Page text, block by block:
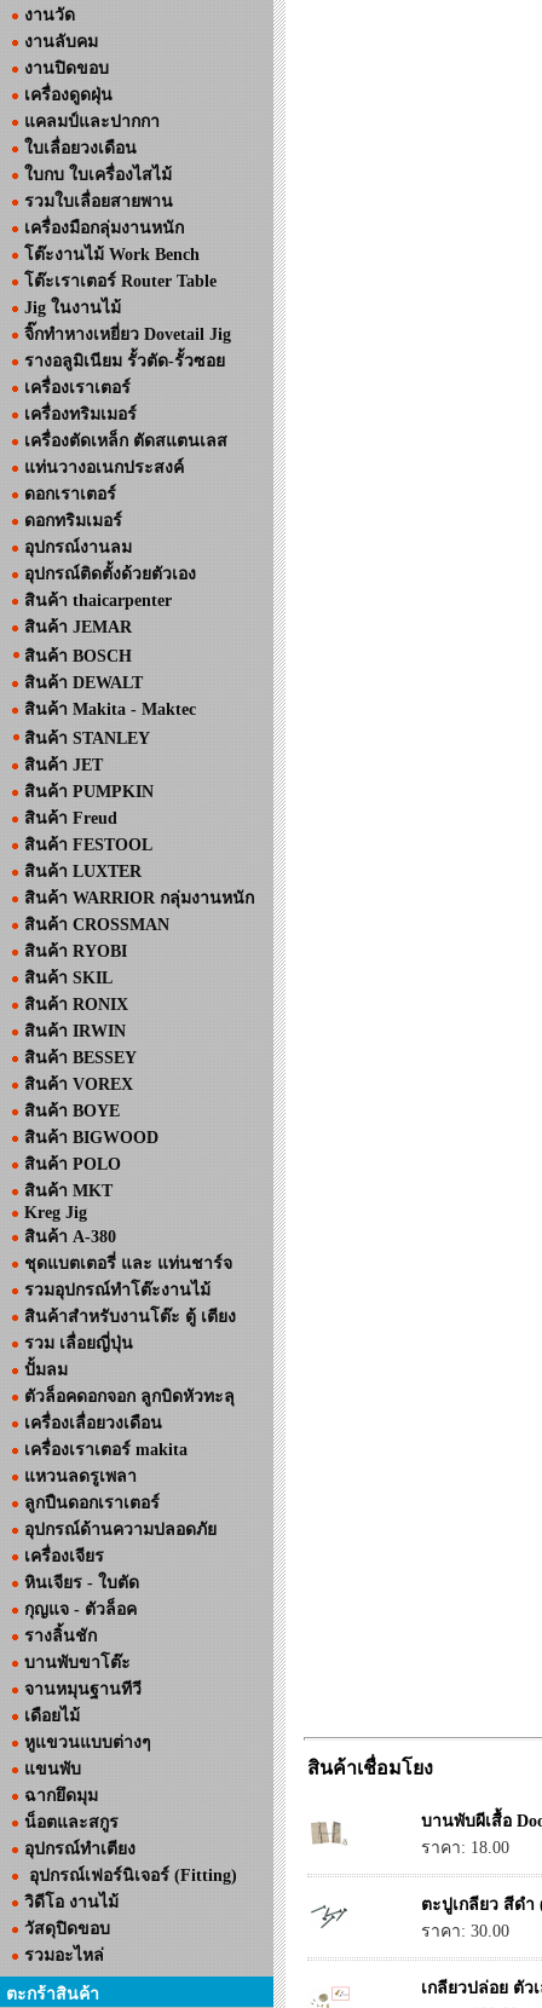
งานวัด
งานลับคม
งานปิดขอบ
เครื่องดูดฝุ่น
แคลมป์และปากกา
ใบเลื่อยวงเดือน
ใบกบ ใบเครื่องไสไม้
รวมใบเลื่อยสายพาน
เครื่องมือกลุ่มงานหนัก
โต๊ะงานไม้ Work Bench
โต๊ะเราเตอร์ Router Table
Jig ในงานไม้
จิ๊กทำหางเหยี่ยว Dovetail Jig
รางอลูมิเนียม รั้วตัด-รั้วซอย
เครื่องเราเตอร์
เครื่องทริมเมอร์
เครื่องตัดเหล็ก ตัดสแตนเลส
แท่นวางอเนกประสงค์
ดอกเราเตอร์
ดอกทริมเมอร์
อุปกรณ์งานลม
อุปกรณ์ติดตั้งด้วยตัวเอง
สินค้า thaicarpenter
สินค้า JEMAR
สินค้า BOSCH
สินค้า DEWALT
สินค้า Makita - Maktec
สินค้า STANLEY
สินค้า JET
สินค้า PUMPKIN
สินค้า Freud
สินค้า FESTOOL
สินค้า LUXTER
สินค้า WARRIOR กลุ่มงานหนัก
สินค้า CROSSMAN
สินค้า RYOBI
สินค้า SKIL
สินค้า RONIX
สินค้า IRWIN
สินค้า BESSEY
สินค้า VOREX
สินค้า BOYE
สินค้า BIGWOOD
สินค้า POLO
สินค้า MKT
Kreg Jig
สินค้า A-380
ชุดแบตเตอรี่ และ แท่นชาร์จ
รวมอุปกรณ์ทำโต๊ะงานไม้
สินค้าสำหรับงานโต๊ะ ตู้ เตียง
รวม เลื่อยญี่ปุ่น
ปั้มลม
ตัวล็อคดอกจอก ลูกบิดหัวทะลุ
เครื่องเลื่อยวงเดือน
เครื่องเราเตอร์ makita
แหวนลดรูเพลา
ลูกปืนดอกเราเตอร์
อุปกรณ์ด้านความปลอดภัย
เครื่องเจียร
หินเจียร - ใบตัด
กุญแจ - ตัวล็อค
รางลิ้นชัก
บานพับขาโต๊ะ
จานหมุนฐานทีวี
เดือยไม้
หูแขวนแบบต่างๆ
แขนพับ
ฉากยึดมุม
น็อตและสกูร
อุปกรณ์ทำเตียง
อุปกรณ์เฟอร์นิเจอร์ (Fitting)
วิดีโอ งานไม้
วัสดุปิดขอบ
รวมอะไหล่
ตะกร้าสินค้า
สินค้าเชื่อมโยง
บานพับผีเสื้อ
ราคา: 18.00
ตะปูเกลียว สีดำ
ราคา: 30.00
เกลียวปล่อย ตัว